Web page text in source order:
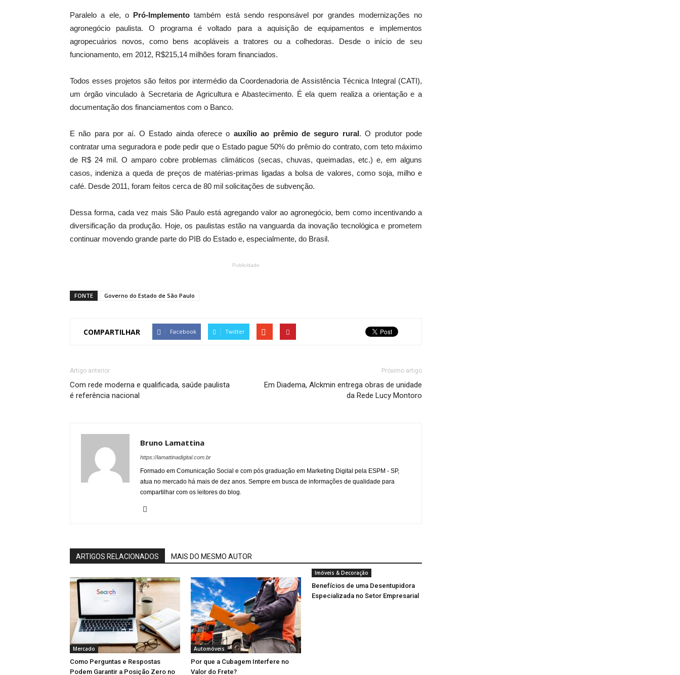
Paralelo a ele, oPró-Implemento também está sendo responsável por grandes modernizações no
agronegócio paulista. O programa é voltado para a aquisição de equipamentos e implementos
agropecuários novos, como bens acopláveis a tratores ou a colhedoras. Desde o início de seu
funcionamento, em 2012, R$215,14 milhões foram financiados.
Todos esses projetos são feitos por intermédio da Coordenadoria de Assistência Técnica Integral (CATI),
um órgão vinculado à Secretaria de Agricultura e Abastecimento. É ela quem realiza a orientação e a
documentação dos financiamentos com o Banco.
E não para por aí. O Estado ainda oferece o auxílio ao prêmio de seguro rural. O produtor pode
contratar uma seguradora e pode pedir que o Estado pague 50% do prêmio do contrato, com teto máximo
de R$ 24 mil. O amparo cobre problemas climáticos (secas, chuvas, queimadas, etc.) e, em alguns
casos, indeniza a queda de preços de matérias-primas ligadas a bolsa de valores, como soja, milho e
café. Desde 2011, foram feitos cerca de 80 mil solicitações de subvenção.
Dessa forma, cada vez mais São Paulo está agregando valor ao agronegócio, bem como incentivando a
diversificação da produção. Hoje, os paulistas estão na vanguarda da inovação tecnológica e prometem
continuar movendo grande parte do PIB do Estado e, especialmente, do Brasil.
Publicidade
FONTE Governo do Estado de São Paulo
COMPARTILHAR Facebook Twitter
Artigo anterior
Com rede moderna e qualificada, saúde paulista
é referência nacional
Próximo artigo
Em Diadema, Alckmin entrega obras de unidade
da Rede Lucy Montoro
Bruno Lamattina
https://lamattinadigital.com.br
Formado em Comunicação Social e com pós graduação em Marketing Digital pela ESPM - SP,
atua no mercado há mais de dez anos. Sempre em busca de informações de qualidade para
compartilhar com os leitores do blog.
ARTIGOS RELACIONADOS MAIS DO MESMO AUTOR
Mercado
Como Perguntas e Respostas
Podem Garantir a Posição Zero no
Automóveis
Por que a Cubagem Interfere no
Valor do Frete?
Imóveis & Decoração
Benefícios de uma Desentupidora
Especializada no Setor Empresarial